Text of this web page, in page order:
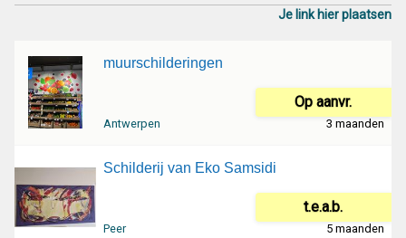
Je link hier plaatsen
muurschilderingen
Op aanvr.
Antwerpen 3 maanden
Schilderij van Eko Samsidi
t.e.a.b.
Peer 5 maanden